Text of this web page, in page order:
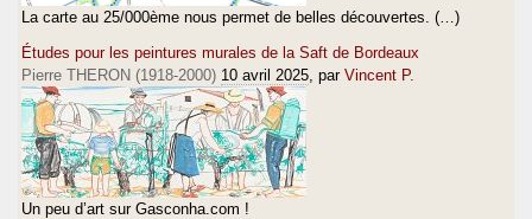
La carte au 25/000ème nous permet de belles découvertes. (…)
Études pour les peintures murales de la Saft de Bordeaux
Pierre THERON (1918-2000) 10 avril 2025 , par Vincent P.
Un peu d’art sur Gasconha.com !